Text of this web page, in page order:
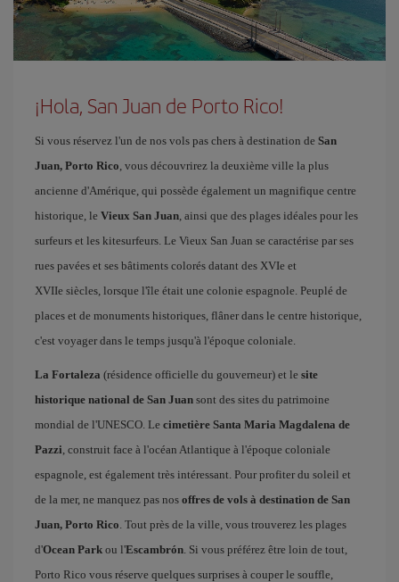
¡Hola, San Juan de Porto Rico!
Si vous réservez l'un de nos vols pas chers à destination de San
Juan, Porto Rico , vous découvrirez la deuxième ville la plus
ancienne d'Amérique, qui possède également un magnifique centre
historique, le Vieux San Juan , ainsi que des plages idéales pour les
surfeurs et les kitesurfeurs. Le Vieux San Juan se caractérise par ses
rues pavées et ses bâtiments colorés datant des XVIe et
XVIIe siècles, lorsque l'île était une colonie espagnole. Peuplé de
places et de monuments historiques, flâner dans le centre historique,
c'est voyager dans le temps jusqu'à l'époque coloniale.
La Fortaleza (résidence officielle du gouverneur) et le site
historique national de San Juan sont des sites du patrimoine
mondial de l'UNESCO. Le cimetière Santa Maria Magdalena de
Pazzi , construit face à l'océan Atlantique à l'époque coloniale
espagnole, est également très intéressant. Pour profiter du soleil et
de la mer, ne manquez pas nos offres de vols à destination de San
Juan, Porto Rico . Tout près de la ville, vous trouverez les plages
d'Ocean Park ou l'Escambrón . Si vous préférez être loin de tout,
Porto Rico vous réserve quelques surprises à couper le souffle,